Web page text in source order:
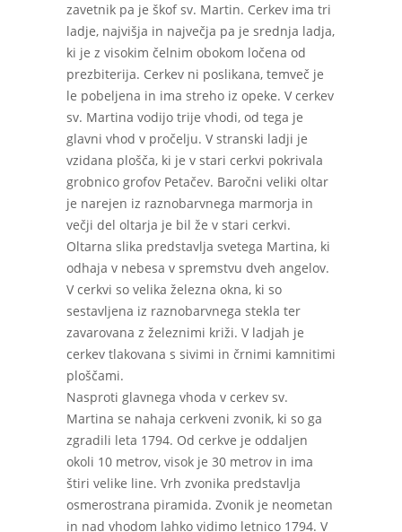
zavetnik pa je škof sv. Martin. Cerkev ima tri
ladje, najvišja in največja pa je srednja ladja,
ki je z visokim čelnim obokom ločena od
prezbiterija. Cerkev ni poslikana, temveč je
le pobeljena in ima streho iz opeke. V cerkev
sv. Martina vodijo trije vhodi, od tega je
glavni vhod v pročelju. V stranski ladji je
vzidana plošča, ki je v stari cerkvi pokrivala
grobnico grofov Petačev. Baročni veliki oltar
je narejen iz raznobarvnega marmorja in
večji del oltarja je bil že v stari cerkvi.
Oltarna slika predstavlja svetega Martina, ki
odhaja v nebesa v spremstvu dveh angelov.
V cerkvi so velika železna okna, ki so
sestavljena iz raznobarvnega stekla ter
zavarovana z železnimi križi. V ladjah je
cerkev tlakovana s sivimi in črnimi kamnitimi
ploščami.
Nasproti glavnega vhoda v cerkev sv.
Martina se nahaja cerkveni zvonik, ki so ga
zgradili leta 1794. Od cerkve je oddaljen
okoli 10 metrov, visok je 30 metrov in ima
štiri velike line. Vrh zvonika predstavlja
osmerostrana piramida. Zvonik je neometan
in nad vhodom lahko vidimo letnico 1794. V